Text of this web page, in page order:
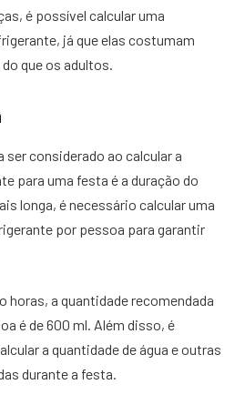
é possível calcular uma
já que elas costumam
que os adultos.
considerado ao calcular a
para uma festa é a duração do
longa, é necessário calcular uma
por pessoa para garantir
horas, a quantidade recomendada
é de 600 ml. Além disso, é
a quantidade de água e outras
durante a festa.